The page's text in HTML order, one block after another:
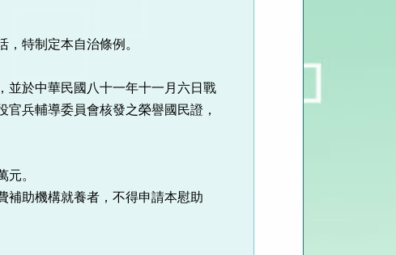
特制定本自治條例。
並於中華民國八十一年十一月六日戰
兵輔導委員會核發之榮譽國民證，
元。
補助機構就養者，不得申請本慰助